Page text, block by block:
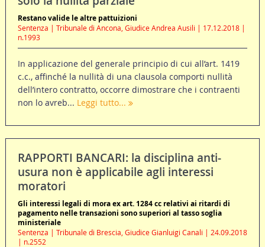
Restano valide le altre pattuizioni
Sentenza | Tribunale di Ancona, Giudice Andrea Ausili | 17.12.2018 |
n.1993
In applicazione del generale principio di cui all’art. 1419
c.c., affinché la nullità di una clausola comporti nullità
dell’intero contratto, occorre dimostrare che i contraenti
non lo avreb... Leggi tutto...
RAPPORTI BANCARI: la disciplina anti-
usura non è applicabile agli interessi
moratori
Gli interessi legali di mora ex art. 1284 cc relativi ai ritardi di
pagamento nelle transazioni sono superiori al tasso soglia
ministeriale
Sentenza | Tribunale di Brescia, Giudice Gianluigi Canali | 24.09.2018
| n.2552